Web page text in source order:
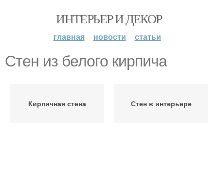
ИНТЕРЬЕР И ДЕКОР
главная новости статьи
Стен из белого кирпича
Кирпичная стена Стен в интерьере